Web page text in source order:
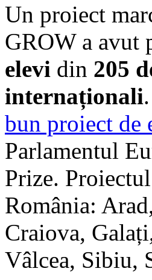
Un proiect
GROW a avut
elevi din 205
internaționali
bun proiect de
Parlamentul
Prize.
România:
Craiova,
Vâlcea, Sibiu,